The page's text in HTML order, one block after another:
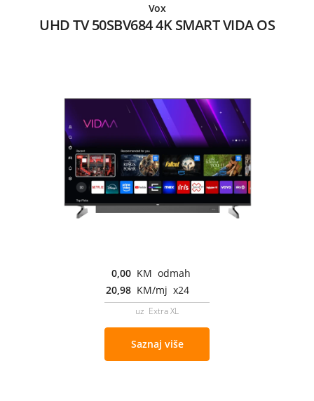
Vox
UHD TV 50SBV684 4K SMART VIDA OS
0,00 KM odmah
20,98 KM/mj x24
uz Extra XL
Saznaj više